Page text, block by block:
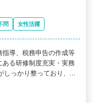
問 女性活躍
導、税務申告の作成等
る研修制度充実・実務
っかり整っており、サ